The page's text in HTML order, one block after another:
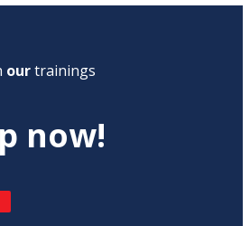
ourtrainings
now!